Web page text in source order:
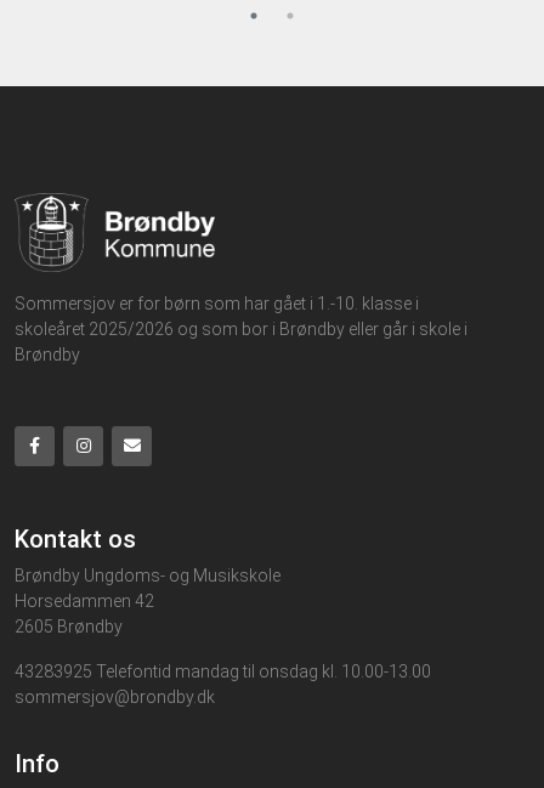
Pladser
Tilmelding se beskrivelsen nedenfor
Sommersjov er for børn som har gået i 1.-10. klasse i
skoleåret 2025/2026 og som bor i Brøndby eller går i skole i
Brøndby
Kontakt os
Brøndby Ungdoms- og Musikskole
Horsedammen 42
2605 Brøndby
43283925 Telefontid mandag til onsdag kl. 10.00-13.00
sommersjov@brondby.dk
Info